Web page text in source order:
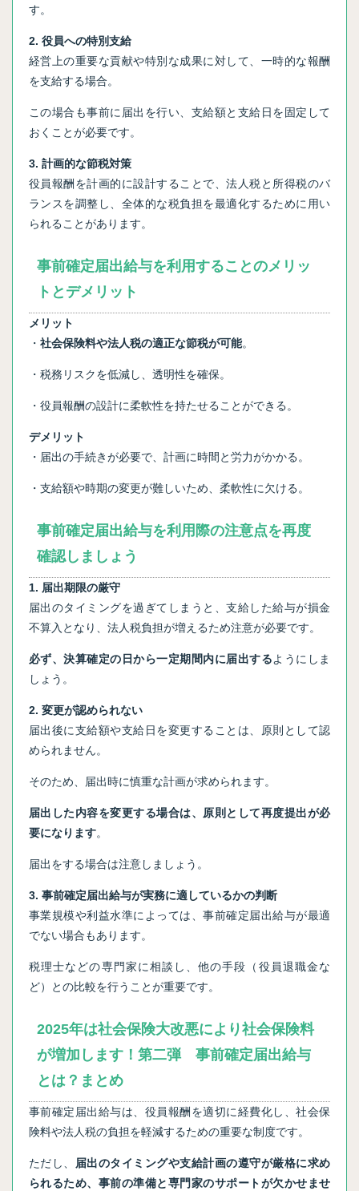
す。
2. 役員への特別支給
経営上の重要な貢献や特別な成果に対して、一時的な報酬
を支給する場合。
この場合も事前に届出を行い、支給額と支給日を固定して
おくことが必要です。
3. 計画的な節税対策
役員報酬を計画的に設計することで、法人税と所得税のバ
ランスを調整し、全体的な税負担を最適化するために用い
られることがあります。
事前確定届出給与を利用することのメリッ
トとデメリット
メリット
・ 社会保険料や法人税の適正な節税が可能。
・税務リスクを低減し、透明性を確保。
・役員報酬の設計に柔軟性を持たせることができる。
デメリット
・届出の手続きが必要で、計画に時間と労力がかかる。
・支給額や時期の変更が難しいため、柔軟性に欠ける。
事前確定届出給与を利用際の注意点を再度
確認しましょう
1. 届出期限の厳守
届出のタイミングを過ぎてしまうと、支給した給与が損金
不算入となり、法人税負担が増えるため注意が必要です。
必ず、決算確定の日から一定期間内に届出するようにしま
しょう。
2. 変更が認められない
届出後に支給額や支給日を変更することは、原則として認
められません。
そのため、届出時に慎重な計画が求められます。
届出した内容を変更する場合は、原則として再度提出が必
要になります。
届出をする場合は注意しましょう。
3. 事前確定届出給与が実務に適しているかの判断
事業規模や利益水準によっては、事前確定届出給与が最適
でない場合もあります。
税理士などの専門家に相談し、他の手段（役員退職金な
ど）との比較を行うことが重要です。
2025年は社会保険大改悪により社会保険料
が増加します！第二弾 事前確定届出給与
とは？まとめ
事前確定届出給与は、役員報酬を適切に経費化し、社会保
険料や法人税の負担を軽減するための重要な制度です。
ただし、 届出のタイミングや支給計画の遵守が厳格に求め
られるため、事前の準備と専門家のサポートが欠かせませ